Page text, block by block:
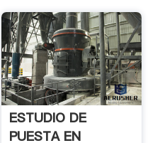
ESTUDIO DE
PUESTA EN